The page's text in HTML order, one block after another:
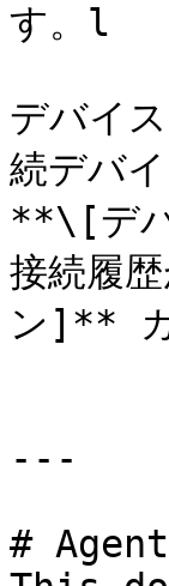
す。l
デバイ
続デバ
**\[デバ
接続履
ン]** カ
---
#